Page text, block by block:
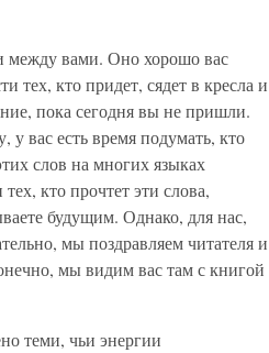
между вами. Оно хорошо вас
тех, кто придет, сядет в кресла и
пока сегодня вы не пришли.
у вас есть время подумать, кто
слов на многих языках
кто прочтет эти слова,
будущим. Однако, для нас,
мы поздравляем читателя и
мы видим вас там с книгой
теми, чьи энергии